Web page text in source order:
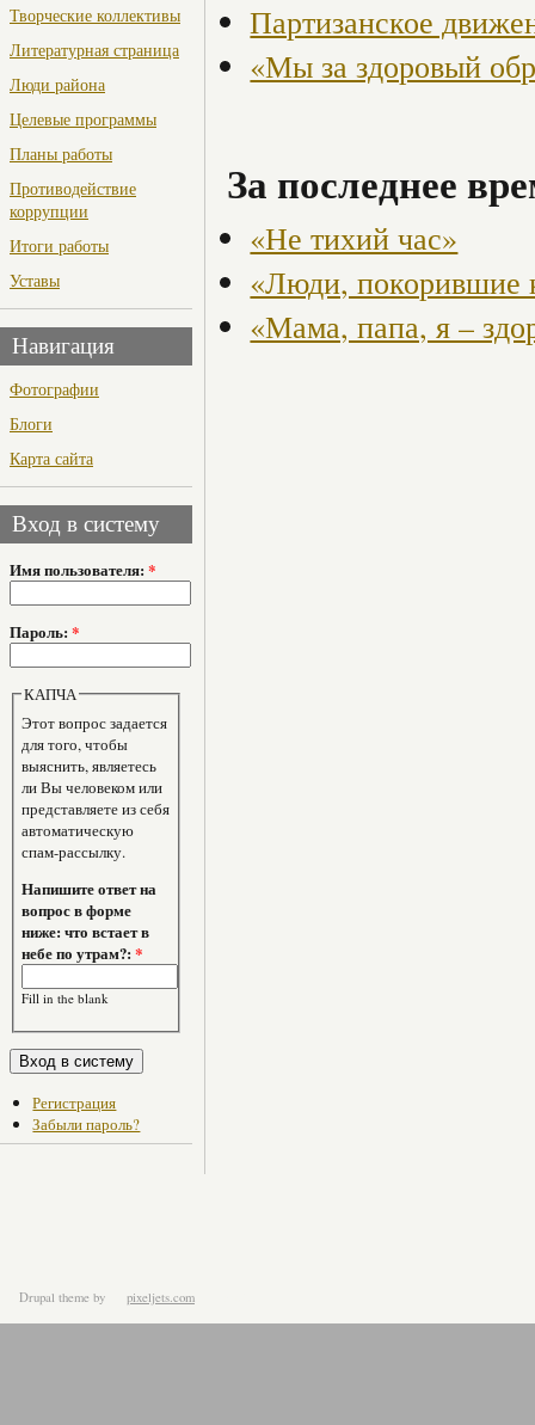
Творческие коллективы
Литературная страница
Люди района
Целевые программы
Планы работы
Противодействие
коррупции
Итоги работы
Уставы
Навигация
Фотографии
Блоги
Карта сайта
Вход в систему
Имя пользователя: *
Пароль: *
КАПЧА
Этот вопрос задается
для того, чтобы
выяснить, являетесь
ли Вы человеком или
представляете из себя
автоматическую
спам-рассылку.
Напишите ответ на
вопрос в форме
ниже: что встает в
небе по утрам?:*
Fill in the blank
Регистрация
Забыли пароль?
Партизанское
«Мы за здоровый
За последнее
«Не тихий час»
«Люди, покорившие
«Мама, папа, я –
Drupal theme by pixeljets.com